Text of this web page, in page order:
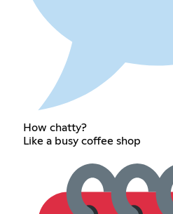
How chatty?
Like a busy coffee shop